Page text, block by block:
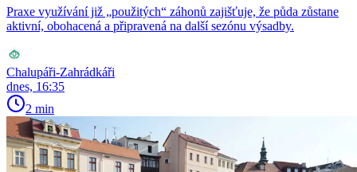
Praxe využívání již „použitých“ záhonů zajišťuje, že půda zůstane
aktivní, obohacená a připravená na další sezónu výsadby.
Chalupáři-Zahrádkáři
dnes, 16:35
2 min